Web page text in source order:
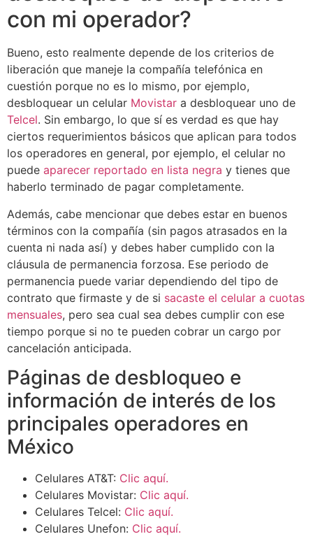
con mi operador?
Bueno, esto realmente depende de los criterios de
liberación que maneje la compañía telefónica en
cuestión porque no es lo mismo, por ejemplo,
desbloquear un celular Movistar a desbloquear uno de
Telcel. Sin embargo, lo que sí es verdad es que hay
ciertos requerimientos básicos que aplican para todos
los operadores en general, por ejemplo, el celular no
puede aparecer reportado en lista negra y tienes que
haberlo terminado de pagar completamente.
Además, cabe mencionar que debes estar en buenos
términos con la compañía (sin pagos atrasados en la
cuenta ni nada así) y debes haber cumplido con la
cláusula de permanencia forzosa. Ese periodo de
permanencia puede variar dependiendo del tipo de
contrato que firmaste y de si sacaste el celular a cuotas
mensuales, pero sea cual sea debes cumplir con ese
tiempo porque si no te pueden cobrar un cargo por
cancelación anticipada.
Páginas de desbloqueo e
información de interés de los
principales operadores en
México
Celulares AT&T: Clic aquí.
Celulares Movistar: Clic aquí.
Celulares Telcel: Clic aquí.
Celulares Unefon: Clic aquí.